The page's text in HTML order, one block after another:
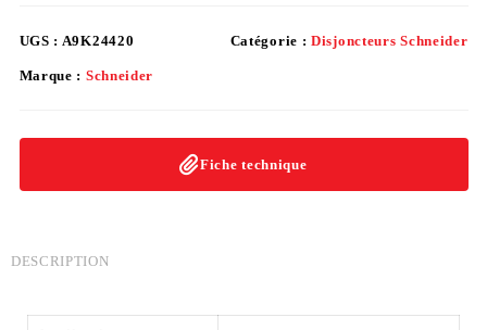
UGS : A9K24420 Catégorie :Disjoncteurs Schneider
Marque : Schneider
Fiche technique
DESCRIPTION